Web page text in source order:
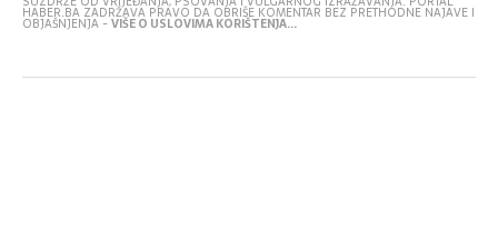
HABER.BA ZADRŽAVA PRAVO DA OBRIŠE KOMENTAR BEZ PRETHODNE NAJAVE I
OBJAŠNJENJA -VIŠE O USLOVIMA KORIŠTENJA...